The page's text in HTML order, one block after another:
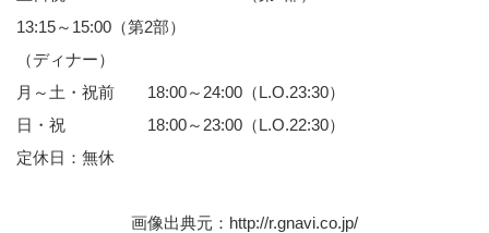
13:15～15:00（第2部）
（ディナー）
月～土・祝前 18:00～24:00（L.O.23:30）
日・祝 18:00～23:00（L.O.22:30）
定休日：無休
画像出典元： http://r.gnavi.co.jp/